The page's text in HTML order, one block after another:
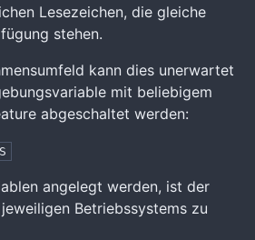
Lesezeichen, die gleiche
stehen.
kann dies unerwartet
mit beliebigem
abgeschaltet werden:
angelegt werden, ist der
Betriebssystems zu